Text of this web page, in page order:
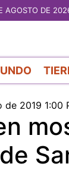
AGOSTO DE
2019 1:00